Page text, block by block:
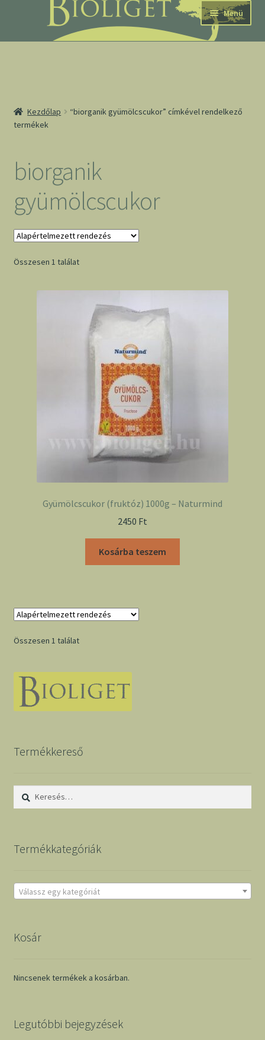
navigációhoz
tartalomba
Menü
Kezdőlap
“biorganik gyümölcscukor” címkével rendelkező
termékek
biorganik
gyümölcscukor
Összesen 1 találat
Gyümölcscukor (fruktóz) 1000g – Naturmind
2450 Ft
Kosárba teszem
Összesen 1 találat
Termékkereső
Keresés:
Termékkategóriák
Válassz egy kategóriát
Kosár
Nincsenek termékek a kosárban.
Legutóbbi bejegyzések